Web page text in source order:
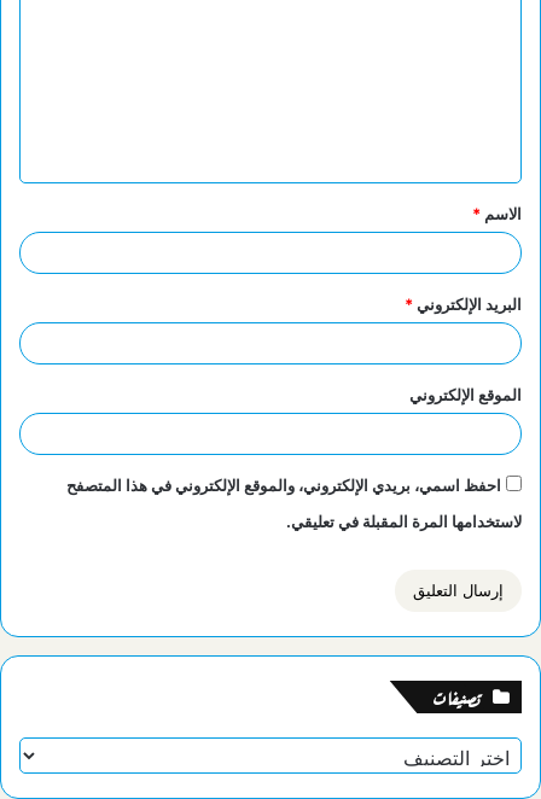
ق
*
الاسم *
البريد الإلكتروني*
الموقع الإلكتروني
احفظ اسمي، بريدي الإلكتروني، والموقع الإلكتروني في هذا المتصفح
لاستخدامها المرة المقبلة في تعليقي.
تصنيفات
تصنيفات